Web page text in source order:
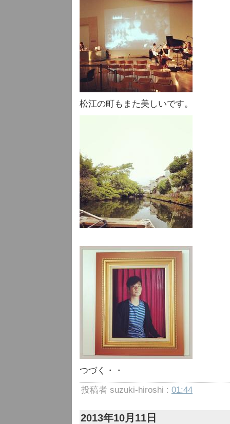
松江の町もまた美しいです。
つづく・・
投稿者 suzuki-hiroshi : 01:44
2013年10月11日